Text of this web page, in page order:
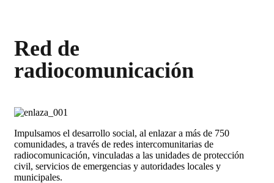
Red de
radiocomunicación
Impulsamos el desarrollo social, al enlazar a más de 750
comunidades, a través de redes intercomunitarias de
radiocomunicación, vinculadas a las unidades de protección
civil, servicios de emergencias y autoridades locales y
municipales.